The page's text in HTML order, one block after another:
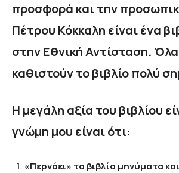
προσφορά και την
Πέτρου Κόκκαλη είναι ένα
στην Εθνική Αντίσταση.
καθιστούν το βιβλίο πολύ
Η μεγάλη αξία του βιβλίου
γνώμη μου είναι ότι:
«Περνάει» το βιβλίο μηνύματα